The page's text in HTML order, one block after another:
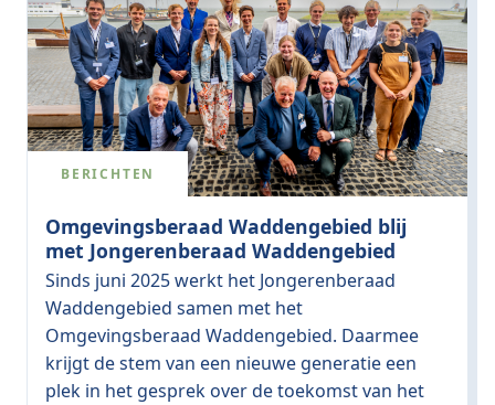
BERICHTEN
Omgevingsberaad Waddengebied blij
met Jongerenberaad Waddengebied
Sinds juni 2025 werkt het Jongerenberaad
Waddengebied samen met het
Omgevingsberaad Waddengebied. Daarmee
krijgt de stem van een nieuwe generatie een
plek in het gesprek over de toekomst van het